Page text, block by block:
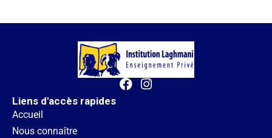
Liens d'accès rapides
Accueil
Nous connaître